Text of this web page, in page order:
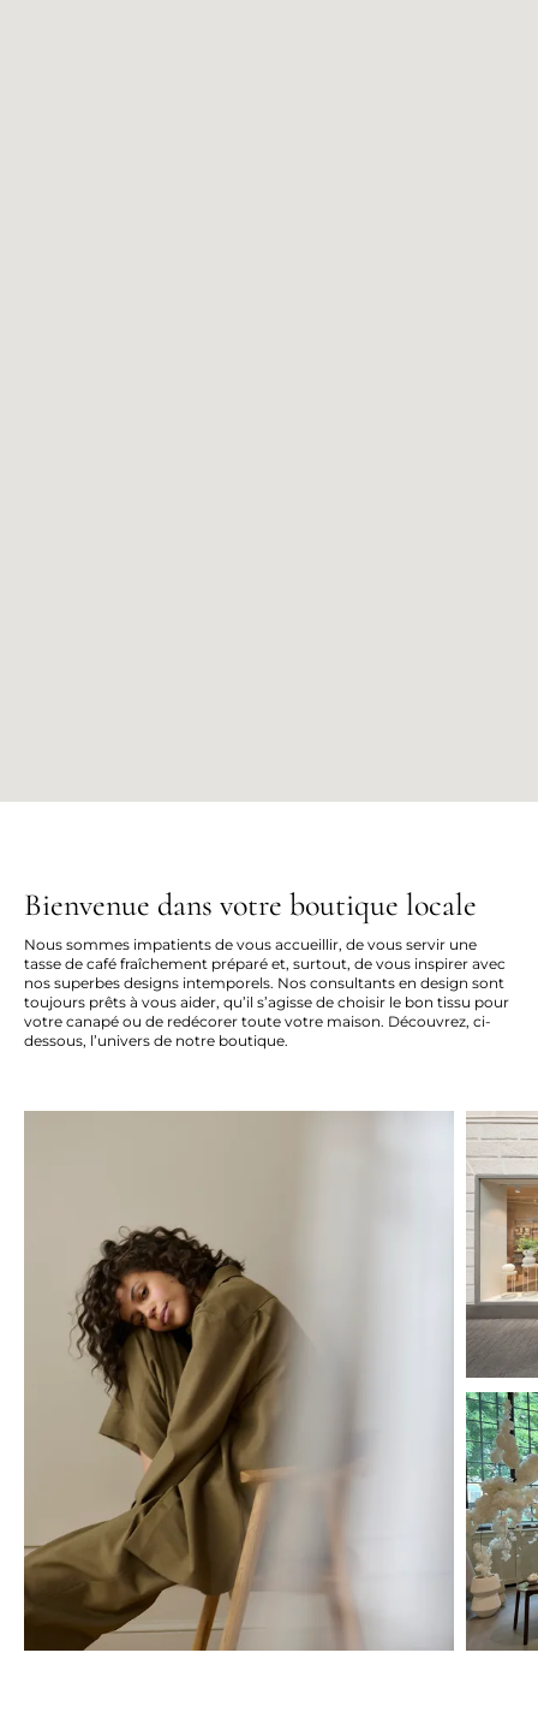
Bienvenue dans votre boutique locale
Nous sommes impatients de vous accueillir, de vous servir une
tasse de café fraîchement préparé et, surtout, de vous inspirer avec
nos superbes designs intemporels. Nos consultants en design sont
toujours prêts à vous aider, qu’il s’agisse de choisir le bon tissu pour
votre canapé ou de redécorer toute votre maison. Découvrez, ci-
dessous, l’univers de notre boutique.